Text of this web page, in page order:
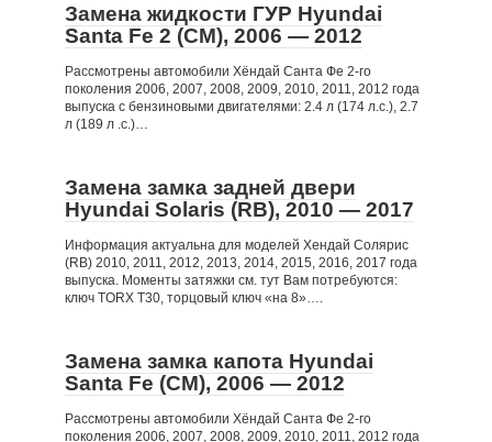
Замена жидкости ГУР Hyundai
Santa Fe 2 (CM), 2006 — 2012
Рассмотрены автомобили Хёндай Санта Фе 2-го
поколения 2006, 2007, 2008, 2009, 2010, 2011, 2012 года
выпуска с бензиновыми двигателями: 2.4 л (174 л.с.), 2.7
л (189 л .с.)…
Замена замка задней двери
Hyundai Solaris (RB), 2010 — 2017
Информация актуальна для моделей Хендай Солярис
(RB) 2010, 2011, 2012, 2013, 2014, 2015, 2016, 2017 года
выпуска. Моменты затяжки см. тут Вам потребуются:
ключ TORX T30, торцовый ключ «на 8»….
Замена замка капота Hyundai
Santa Fe (CM), 2006 — 2012
Рассмотрены автомобили Хёндай Санта Фе 2-го
поколения 2006, 2007, 2008, 2009, 2010, 2011, 2012 года